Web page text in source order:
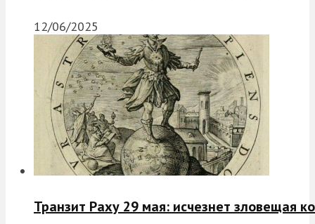
12/06/2025
Транзит Раху 29 мая: исчезнет зловещая